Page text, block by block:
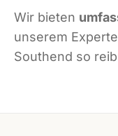
Wir bieten
unserem
Southend so